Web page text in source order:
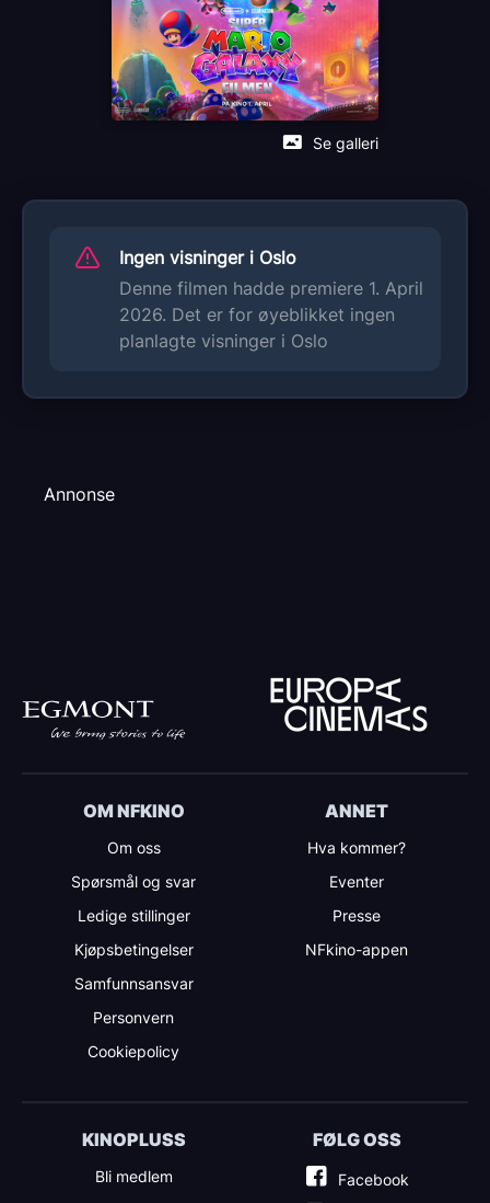
Se galleri
Distributør
United International Pictures
Ingen visninger i Oslo
Denne filmen hadde premiere 1. April
2026. Det er for øyeblikket ingen
planlagte visninger i Oslo
Annonse
OM NFKINO
Om oss
Spørsmål og svar
Ledige stillinger
Kjøpsbetingelser
Samfunnsansvar
Personvern
Cookiepolicy
ANNET
Hva kommer?
Eventer
Presse
NFkino-appen
KINOPLUSS
Bli medlem
FØLG OSS
Facebook